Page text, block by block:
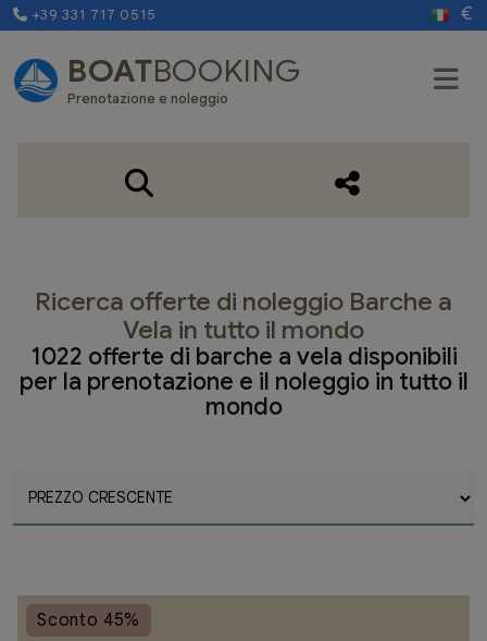
+39 331 717 0515 €
BOATBOOKING
Prenotazione e noleggio
Ricerca offerte di noleggio Barche a
Vela in tutto il mondo
1022 offerte di barche a vela disponibili
per la prenotazione e il noleggio in tutto il
mondo
Sconto 45%